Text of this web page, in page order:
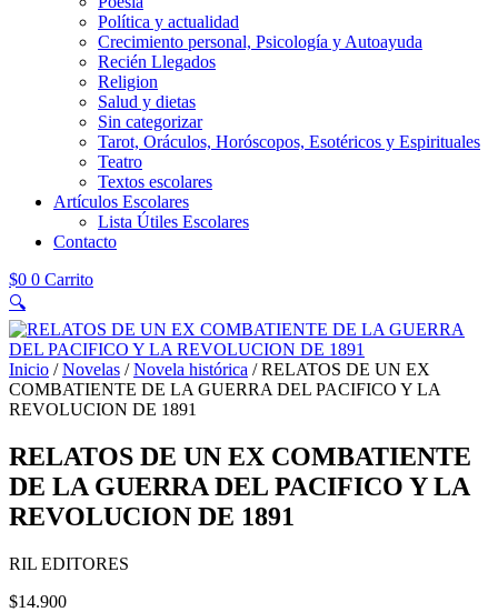
Política y actualidad
Crecimiento personal, Psicología y Autoayuda
Recién Llegados
Religion
Salud y dietas
Sin categorizar
Tarot, Oráculos, Horóscopos, Esotéricos y Espirituales
Teatro
Textos escolares
Artículos Escolares
Lista Útiles Escolares
Contacto
$0 0 Carrito
🔍
Inicio /Novelas /Novela histórica / RELATOS DE UN EX
COMBATIENTE DE LA GUERRA DEL PACIFICO Y LA
REVOLUCION DE 1891
RELATOS DE UN EX COMBATIENTE
DE LA GUERRA DEL PACIFICO Y LA
REVOLUCION DE 1891
RIL EDITORES
$14.900